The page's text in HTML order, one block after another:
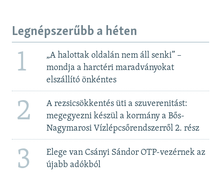
Legnépszerűbb a héten
1
„A halottak oldalán nem áll senki” –
mondja a harctéri maradványokat
elszállító önkéntes
2
A rezsicsökkentés üti a szuverenitást:
megegyezni készül a kormány a Bős-
Nagymarosi Vízlépcsőrendszerről 2. rész
3
Elege van Csányi Sándor OTP-vezérnek az
újabb adókból